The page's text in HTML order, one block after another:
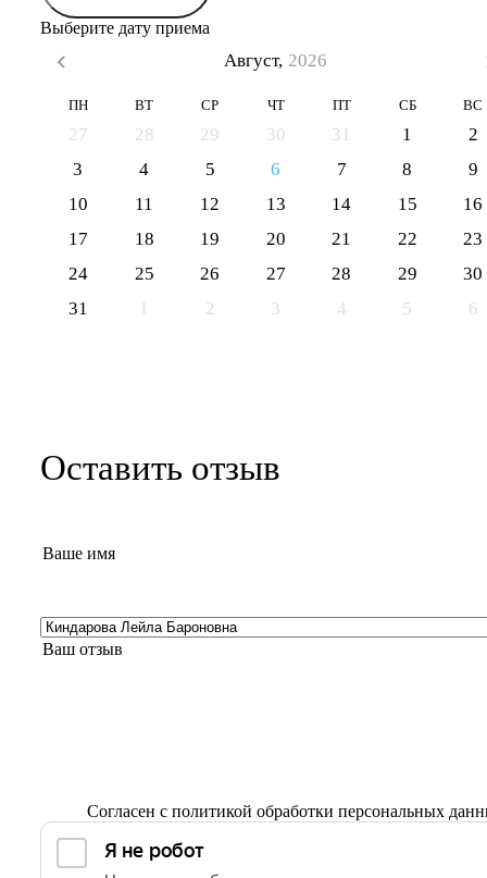
Выберите дату приема
Август, 2026
ПН ВТ СР ЧТ ПТ СБ ВС
27 28 29 30 31 1
2
3
4 5 6 7 8
9
10
11 12 13 14 15
16
17
18 19 20 21 22
23
24
25 26 27 28 29
30
31
1 2 3 4 5 6
Оставить отзыв
Согласен с политикой обработки персональных